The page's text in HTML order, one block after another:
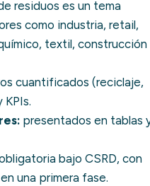
residuos es un tema
como industria, retail,
textil, construcción
cuantificados (reciclaje,
KPIs.
presentados en tablas
bajo CSRD, con
una primera fase.